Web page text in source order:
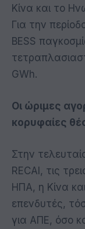
Κίνα και το
Για την
BESS
GWh.
Οι ώριμες
κορυφαίες
Στην
RECAI, τις
ΗΠΑ, η Κίνα
επενδυτές,
για ΑΠΕ, όσο